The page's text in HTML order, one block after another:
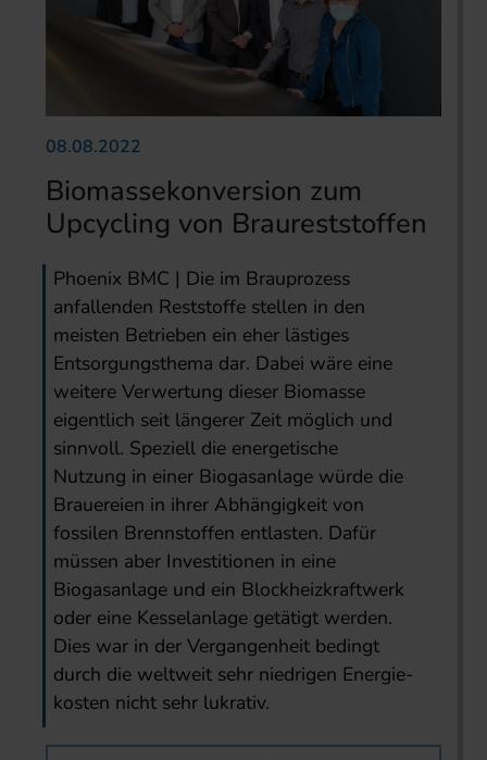
08.08.2022
Biomassekonversion zum
Upcycling von Braureststoffen
Phoenix BMC | Die im Brauprozess
anfallenden Reststoffe stellen in den
meisten Betrieben ein eher lästiges
Entsorgungsthema dar. Dabei wäre eine
weitere Verwertung dieser Biomasse
eigentlich seit längerer Zeit möglich und
sinnvoll. Speziell die energetische
Nutzung in einer Biogasanlage würde die
Brauereien in ihrer Abhängigkeit von
fossilen Brennstoffen entlasten. Dafür
müssen aber Investitionen in eine
Biogasanlage und ein Blockheizkraft­werk
oder eine Kesselanlage getätigt werden.
Dies war in der Vergangenheit bedingt
durch die weltweit sehr niedrigen Energie­
kosten nicht sehr lukrativ.